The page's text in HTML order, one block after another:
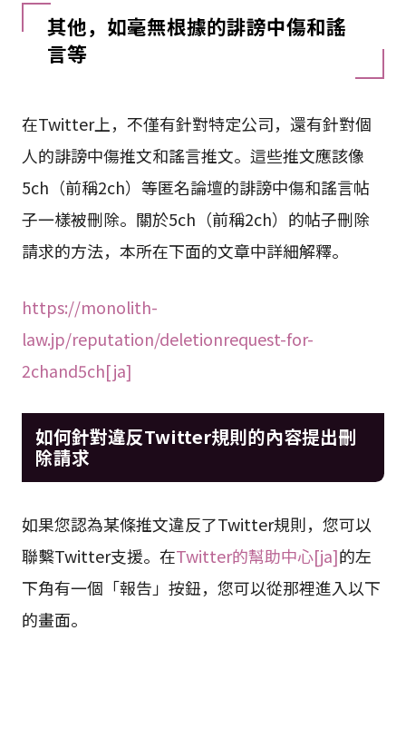
其他，如毫無根據的誹謗中傷和謠
言等
在Twitter上，不僅有針對特定公司，還有針對個
人的誹謗中傷推文和謠言推文。這些推文應該像
5ch（前稱2ch）等匿名論壇的誹謗中傷和謠言帖
子一樣被刪除。關於5ch（前稱2ch）的帖子刪除
請求的方法，本所在下面的文章中詳細解釋。
https://monolith-
law.jp/reputation/deletionrequest-for-
2chand5ch[ja]
如何針對違反Twitter規則的內容提出刪
除請求
如果您認為某條推文違反了Twitter規則，您可以
聯繫Twitter支援。在Twitter的幫助中心[ja]的左
下角有一個「報告」按鈕，您可以從那裡進入以下
的畫面。